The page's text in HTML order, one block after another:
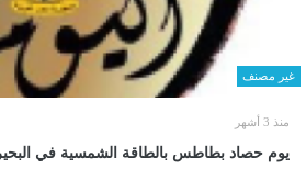
غير مصنف
منذ 3 أشهر